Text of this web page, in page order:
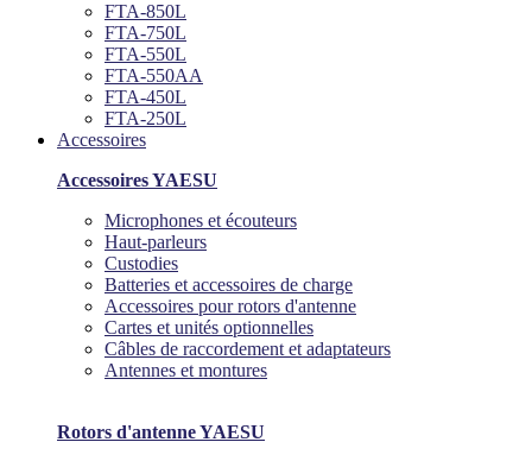
FTA-850L
FTA-750L
FTA-550L
FTA-550AA
FTA-450L
FTA-250L
Accessoires
Accessoires YAESU
Microphones et écouteurs
Haut-parleurs
Custodies
Batteries et accessoires de charge
Accessoires pour rotors d'antenne
Cartes et unités optionnelles
Câbles de raccordement et adaptateurs
Antennes et montures
Rotors d'antenne YAESU